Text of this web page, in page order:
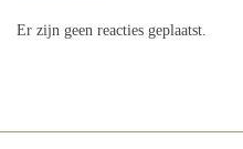
Er zijn geen reacties geplaatst.